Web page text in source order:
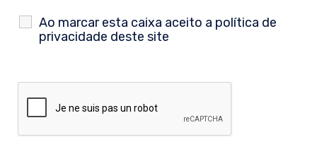
Ao marcar esta caixa aceito a política de
privacidade deste site